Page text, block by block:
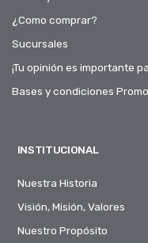
¿Como comprar?
Sucursales
¡Tu opinión es importante
Bases y condiciones
INSTITUCIONAL
Nuestra Historia
Visión, Misión, Valores
Nuestro Propósito